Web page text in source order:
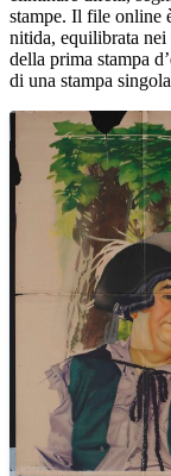
stampe. Il file online
nitida, equilibrata
della prima stampa
di una stampa